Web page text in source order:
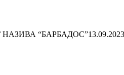
“БАРБАДОС”